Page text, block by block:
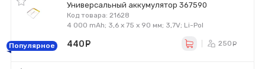
Универсальный аккумулятор 367590
Код товара: 21628
4 000 mAh; 3,6 x 75 x 90 мм; 3,7V; Li-Pol
Популярное 440 250